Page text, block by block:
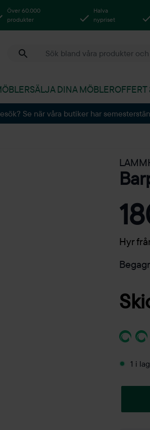
Över 60.000
produkter
Halva
nypriset
SÄLJA DINA MÖBLER
Se när våra butiker har
Hyr
1 i